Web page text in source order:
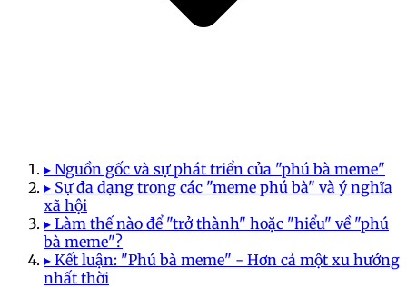
▸ Nguồn gốc và sự phát triển của "phú bà meme"
▸ Sự đa dạng trong các "meme phú bà" và ý nghĩa
xã hội
▸ Làm thế nào để "trở thành" hoặc "hiểu" về "phú
bà meme"?
▸ Kết luận: "Phú bà meme" - Hơn cả một xu hướng
nhất thời